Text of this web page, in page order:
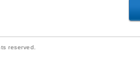
reserved.